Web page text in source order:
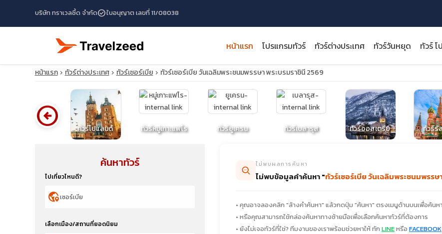
บริษัท ทราเวลซี้ด จำกัดcheck_circleใบอนุญาต เลขที่ 11/08038
หน้าแรก โปรแกรมทัวร์ ทัวร์ต่างประเทศ ทัวร์วันหยุด ทัวร์ โ
close
หน้าแรก ทัวร์ต่างประเทศ ทัวร์เซอร์เบีย ทัวร์เซอร์เบีย วันเฉลิมพระชนมพรรษา พระบรมราชินี 2569
ทัวร์นอร์เวย์ ทัวร์โปแลนด์ ทัวร์หมู่เกาะแฟโร ทัวร์ยูเครน ทัวร์เบลารุส ทัวร์ออสเตรีย ทัวร์รั
arrow_circle_left
ค้นหาทัวร์
ไปเที่ยวไหนดี?
globe_location_pin
เลือกเมือง/สถานที่ยอดนิยม
ไม่พบผลการค้นหา
ไม่พบข้อมูลคำค้นหา "ทัวร์เซอร์เบีย วันเฉลิมพระชนมพรรษ
• คุณอาจลองคลิก "ล้างคำค้นหา" แล้วกดปุ่ม "ค้นหา" ตรงเมนูด้านบนเพื่อค้นห
• หรือคุณสามารถใช้กล่องค้นหาทางซ้ายมือเพื่อเลือกค้นหาทัวร์ที่ต้องการ
• ยังไม่เจอทัวร์ที่ใช่? ทีมงานของเราพร้อมช่วยหาให้ ทัก LINEหรือ FACEBOOK